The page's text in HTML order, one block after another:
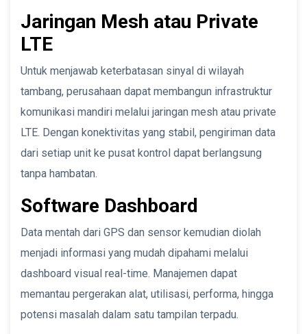
Jaringan Mesh atau Private
LTE
Untuk menjawab keterbatasan sinyal di wilayah
tambang, perusahaan dapat membangun infrastruktur
komunikasi mandiri melalui jaringan mesh atau private
LTE. Dengan konektivitas yang stabil, pengiriman data
dari setiap unit ke pusat kontrol dapat berlangsung
tanpa hambatan.
Software Dashboard
Data mentah dari GPS dan sensor kemudian diolah
menjadi informasi yang mudah dipahami melalui
dashboard visual real-time. Manajemen dapat
memantau pergerakan alat, utilisasi, performa, hingga
potensi masalah dalam satu tampilan terpadu.